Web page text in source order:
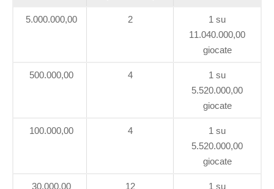
5.000.000,00 2
1 su
11.040.000,00
giocate
500.000,00 4
1 su
5.520.000,00
giocate
100.000,00 4
1 su
5.520.000,00
giocate
30.000,00 12
1 su